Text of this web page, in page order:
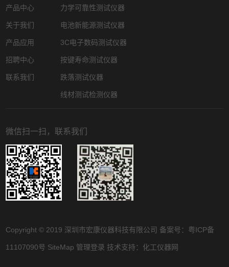
产品中心
关于我们
产品应用
招聘中心
联系我们
力学可靠性测试仪器
电池新能源测试仪器
3C电子数码测试仪器
按键寿命测试仪器
跌落测试仪器
线材测试检测仪器
微信扫一扫，联系我们
Copyright © 2019 深圳市宏康仪器科技有限公司 备案号： 粤ICP备
11107090号 SiteMap 管理登录 技术支持： 化工仪器网